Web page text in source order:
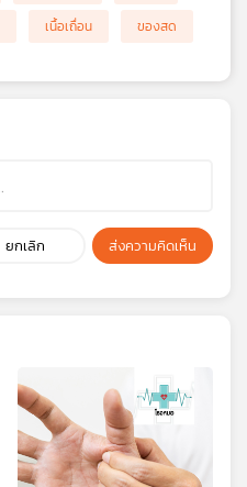
เนื้อเถื่อน ของสด
ยกเลิก ส่งความคิดเห็น